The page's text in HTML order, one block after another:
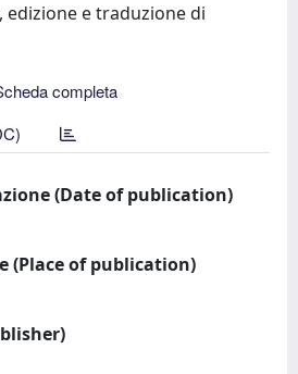
e traduzione di
completa
(Date of publication)
(Place of publication)